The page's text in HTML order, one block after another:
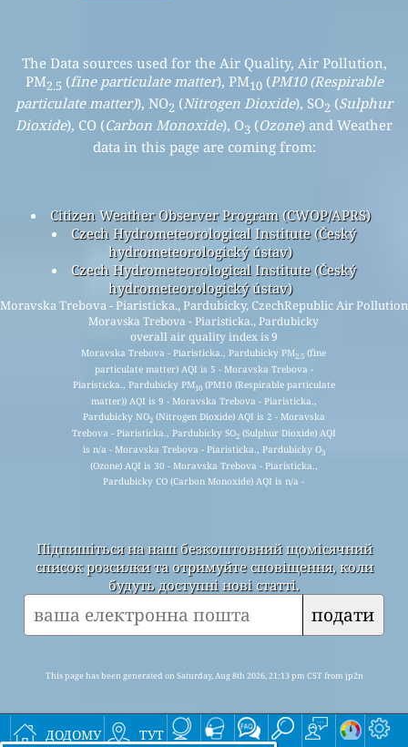
додому тут
The Data sources used for the Air Quality, Air Pollution,
PM2.5 (fine particulate matter), PM10(PM10 (Respirable
particulate matter)), NO2 (Nitrogen Dioxide), SO2 (Sulphur
Dioxide), CO (Carbon Monoxide), O3 (Ozone) and Weather
data in this page are coming from:
Citizen Weather Observer Program (CWOP/APRS)
Czech Hydrometeorological Institute (Český
hydrometeorologický ústav)
Czech Hydrometeorological Institute (Český
hydrometeorologický ústav)
Moravska Trebova - Piaristicka., Pardubicky, CzechRepublic Air Pollution
Moravska Trebova - Piaristicka., Pardubicky
overall air quality index is 9
Moravska Trebova - Piaristicka., Pardubicky PM2.5 (fine
particulate matter) AQI is 5 - Moravska Trebova -
Piaristicka., Pardubicky PM10(PM10 (Respirable particulate
matter)) AQI is 9 - Moravska Trebova - Piaristicka.,
Pardubicky NO2(Nitrogen Dioxide) AQI is 2 - Moravska
Trebova - Piaristicka., Pardubicky SO2(Sulphur Dioxide) AQI
is n/a - Moravska Trebova - Piaristicka., Pardubicky O3
(Ozone) AQI is 30 - Moravska Trebova - Piaristicka.,
Pardubicky CO (Carbon Monoxide) AQI is n/a -
Підпишіться на наш безкоштовний щомісячний
список розсилки та отримуйте сповіщення, коли
будуть доступні нові статті.
подати
This page has been generated on Saturday, Aug 8th 2026, 21:13 pm CST from jp2n